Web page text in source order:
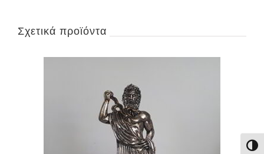
Σχετικά προϊόντα